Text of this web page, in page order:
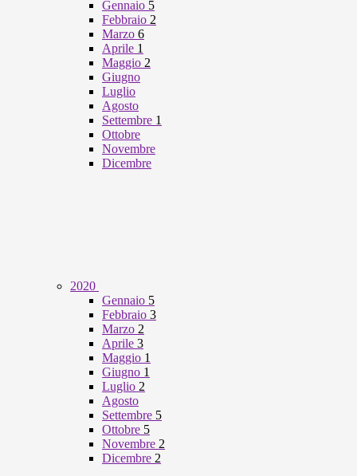
Gennaio 5
Febbraio 2
Marzo 6
Aprile 1
Maggio 2
Giugno
Luglio
Agosto
Settembre 1
Ottobre
Novembre
Dicembre
2020
Gennaio 5
Febbraio 3
Marzo 2
Aprile 3
Maggio 1
Giugno 1
Luglio 2
Agosto
Settembre 5
Ottobre 5
Novembre 2
Dicembre 2